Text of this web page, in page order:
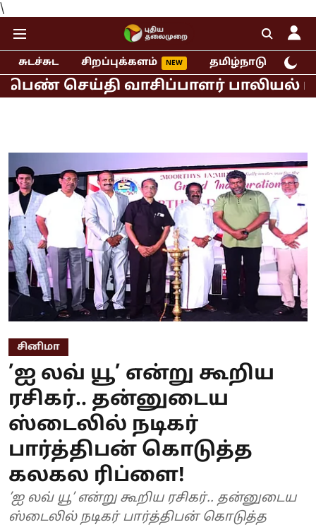
\
சுடச்சுட சிறப்புக்களம் தமிழ்நாடு
வாசிப்பாளர் பாலியல் புகார்!
சினிமா
’ஐ லவ் யூ’ என்று கூறிய
ரசிகர்.. தன்னுடைய
ஸ்டைலில் நடிகர்
பார்த்திபன் கொடுத்த
கலகல ரிப்ளை!
’ஐ லவ் யூ’ என்று கூறிய ரசிகர்.. தன்னுடைய
ஸ்டைலில் நடிகர் பார்த்திபன் கொடுத்த